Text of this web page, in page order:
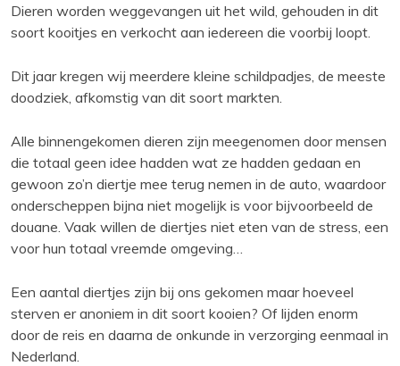
Dieren worden weggevangen uit het wild, gehouden in dit
soort kooitjes en verkocht aan iedereen die voorbij loopt.
Dit jaar kregen wij meerdere kleine schildpadjes, de meeste
doodziek, afkomstig van dit soort markten.
Alle binnengekomen dieren zijn meegenomen door mensen
die totaal geen idee hadden wat ze hadden gedaan en
gewoon zo’n diertje mee terug nemen in de auto, waardoor
onderscheppen bijna niet mogelijk is voor bijvoorbeeld de
douane. Vaak willen de diertjes niet eten van de stress, een
voor hun totaal vreemde omgeving…
Een aantal diertjes zijn bij ons gekomen maar hoeveel
sterven er anoniem in dit soort kooien? Of lijden enorm
door de reis en daarna de onkunde in verzorging eenmaal in
Nederland.